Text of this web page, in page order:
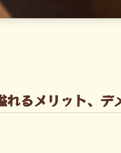
れるメリット、デ